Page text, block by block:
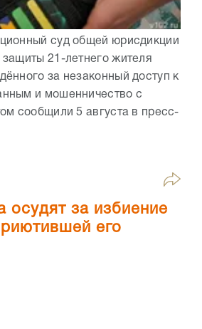
суд общей юрисдикции
21-летнего жителя
за незаконный доступ к
и мошенничество с
сообщили 5 августа в пресс-
осудят за избиение
его